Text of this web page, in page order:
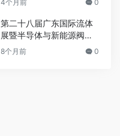
4个月前 0
第二十八届广东国际流体
展暨半导体与新能源阀门
管道展览会
8个月前 0